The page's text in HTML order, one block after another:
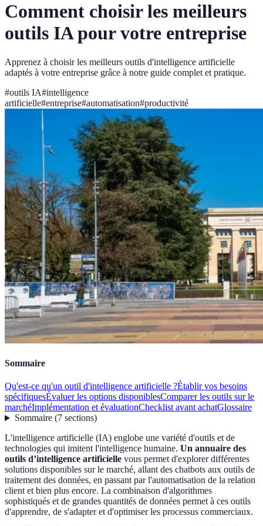
Comment choisir les meilleurs
outils IA pour votre entreprise
Apprenez à choisir les meilleurs outils d'intelligence artificielle
adaptés à votre entreprise grâce à notre guide complet et pratique.
#outils IA#intelligence
artificielle#entreprise#automatisation#productivité
Sommaire
Qu'est-ce qu'un outil d'intelligence artificielle ?Établir vos besoins
spécifiquesÉvaluer les options disponiblesComparer les outils sur le
marchéImplémentation et évaluationChecklist avant achatGlossaire
Sommaire(7 sections)
L'intelligence artificielle (IA) englobe une variété d'outils et de
technologies qui imitent l'intelligence humaine. Un annuaire des
outils d’intelligence artificielle vous permet d'explorer différentes
solutions disponibles sur le marché, allant des chatbots aux outils de
traitement des données, en passant par l'automatisation de la relation
client et bien plus encore. La combinaison d'algorithmes
sophistiqués et de grandes quantités de données permet à ces outils
d'apprendre, de s'adapter et d'optimiser les processus commerciaux.